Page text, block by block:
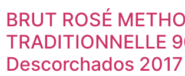
BRUT ROSÉ
TRADITIONNELLE
Descorchados 2017